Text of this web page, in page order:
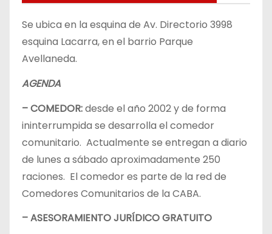
Se ubica en la esquina de Av. Directorio 3998
esquina Lacarra, en el barrio Parque
Avellaneda.
AGENDA
– COMEDOR:desde el año 2002 y de forma
ininterrumpida se desarrolla el comedor
comunitario. Actualmente se entregan a diario
de lunes a sábado aproximadamente 250
raciones. El comedor es parte de la red de
Comedores Comunitarios de la CABA.
– ASESORAMIENTO JURÍDICO GRATUITO